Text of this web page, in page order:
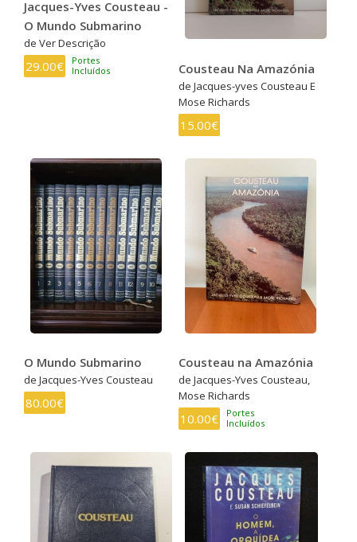
Jacques-Yves Cousteau -
O Mundo Submarino
de Ver Descrição
29.00€
Portes
Incluídos
Cousteau Na Amazónia
de Jacques-yves Cousteau E
Mose Richards
15.00€
O Mundo Submarino
de Jacques-Yves Cousteau
80.00€
Cousteau na Amazónia
de Jacques-Yves Cousteau,
Mose Richards
10.00€
Portes
Incluídos